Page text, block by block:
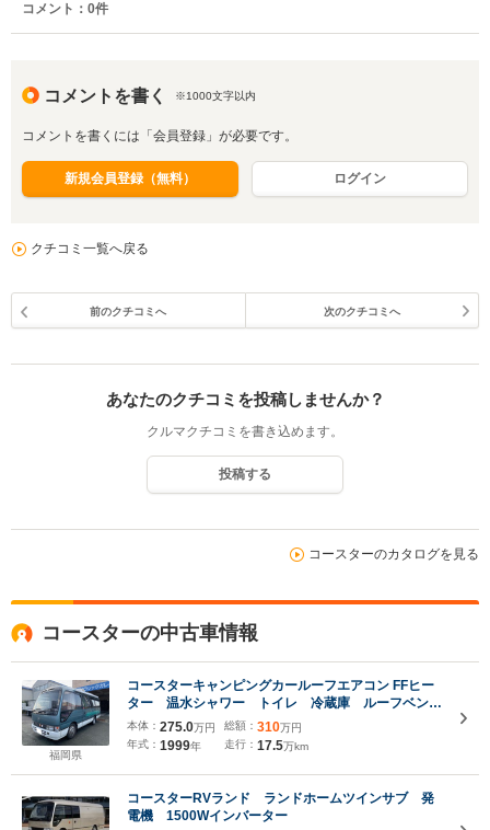
コメント： 0件
コメントを書く ※1000文字以内
コメントを書くには「会員登録」が必要です。
新規会員登録（無料） ログイン
クチコミ一覧へ戻る
前のクチコミへ 次のクチコミへ
あなたのクチコミを投稿しませんか？
クルマクチコミを書き込めます。
投稿する
コースターのカタログを見る
コースターの中古車情報
福岡県
コースターキャンピングカールーフエアコン FFヒー
ター 温水シャワー トイレ 冷蔵庫 ルーフベン
ト 4人就寝 太陽光パネル
本体： 275.0万円
年式： 1999年
総額： 310万円
走行： 17.5万km
コースターRVランド ランドホームツインサブ 発
電機 1500Wインバーター